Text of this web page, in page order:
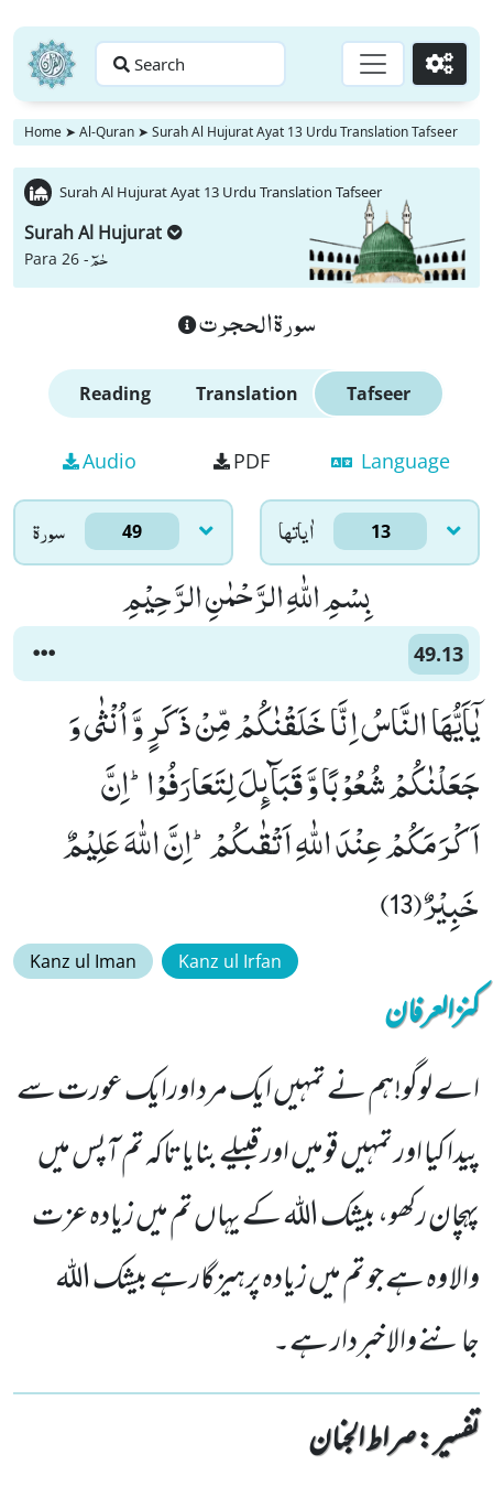
Search Go
Home ➤ Al-Quran ➤ Surah Al Hujurat Ayat 13 Urdu Translation Tafseer
Surah Al Hujurat Ayat 13 Urdu Translation Tafseer
Surah Al Hujurat
Para 26 -حٰمٓ
سورة الحجرت
Reading Translation Tafseer
Audio PDF Language
سورۃ 49 اٰياتها 13
بِسْمِ اللّٰهِ الرَّحْمٰنِ الرَّحِیْمِ
49.13
یٰۤاَیُّهَا النَّاسُ اِنَّا خَلَقْنٰكُمْ مِّنْ ذَكَرٍ وَّ اُنْثٰى وَ
جَعَلْنٰكُمْ شُعُوْبًا وَّ قَبَآىٕلَ لِتَعَارَفُوْاؕ-اِنَّ
اَكْرَمَكُمْ عِنْدَ اللّٰهِ اَتْقٰىكُمْؕ-اِنَّ اللّٰهَ عَلِیْمٌ
خَبِیْرٌ(13)
Kanz ul Iman Kanz ul Irfan
کنزالعرفان
اے لوگو!ہم نے تمہیں ایک مرد اورایک عورت سے
پیدا کیا اور تمہیں قومیں اور قبیلے بنایاتاکہ تم آپس میں
پہچان رکھو، بیشک اللہ کے یہاں تم میں زیادہ عزت
والا وہ ہے جو تم میں زیادہ پرہیزگارہے بیشک اللہ
جاننے والا خبردار ہے۔
تفسیر : ‎صراط الجنان